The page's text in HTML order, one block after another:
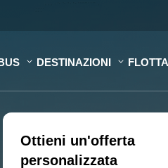
DESTINAZIONI FLOTTA
Ottieni un'offerta
personalizzata